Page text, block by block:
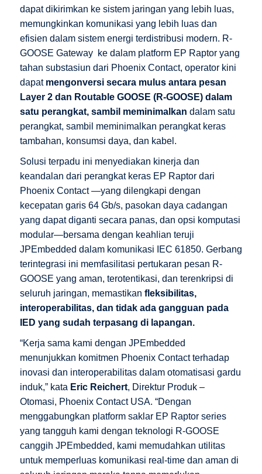
dapat dikirimkan ke sistem jaringan yang lebih luas,
memungkinkan komunikasi yang lebih luas dan
efisien dalam sistem energi terdistribusi modern. R-
GOOSE Gatewayke dalam platform EP Raptor yang
tahan substasiun dari Phoenix Contact, operator kini
dapat mengonversi secara mulus antara pesan
Layer 2 dan Routable GOOSE (R-GOOSE) dalam
satu perangkat, sambil meminimalkan dalam satu
perangkat, sambil meminimalkan perangkat keras
tambahan, konsumsi daya, dan kabel.
Solusi terpadu ini menyediakan kinerja dan
keandalan dari perangkat keras EP Raptor dari
Phoenix Contact—yang dilengkapi dengan
kecepatan garis 64 Gb/s, pasokan daya cadangan
yang dapat diganti secara panas, dan opsi komputasi
modular—bersama dengan keahlian teruji
JPEmbedded dalam komunikasi IEC 61850. Gerbang
terintegrasi ini memfasilitasi pertukaran pesan R-
GOOSE yang aman, terotentikasi, dan terenkripsi di
seluruh jaringan, memastikan fleksibilitas,
interoperabilitas, dan tidak ada gangguan pada
IED yang sudah terpasang di lapangan.
“Kerja sama kami dengan JPEmbedded
menunjukkan komitmen Phoenix Contact terhadap
inovasi dan interoperabilitas dalam otomatisasi gardu
induk,” kata Eric Reichert, Direktur Produk –
Otomasi, Phoenix Contact USA. “Dengan
menggabungkan platform saklar EP Raptor series
yang tangguh kami dengan teknologi R-GOOSE
canggih JPEmbedded, kami memudahkan utilitas
untuk memperluas komunikasi real-time dan aman di